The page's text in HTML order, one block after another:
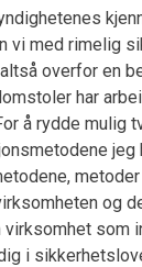
vi med rimelig
overfor en
har
å rydde mulig
jeg
og
virksomhet som
i